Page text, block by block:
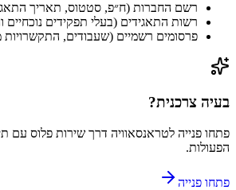
רשם החברות (ח״פ, סטטוס, תאריך
רשות התאגידים (בעלי תפקידים נוכחיים
פרסומים רשמיים (שעבודים, התקשרויות
בעיה צרכנית?
פתחו פנייה לטראנסאוויה דרך שירות פלוס עם
הפעולות.
פתחו פנייה